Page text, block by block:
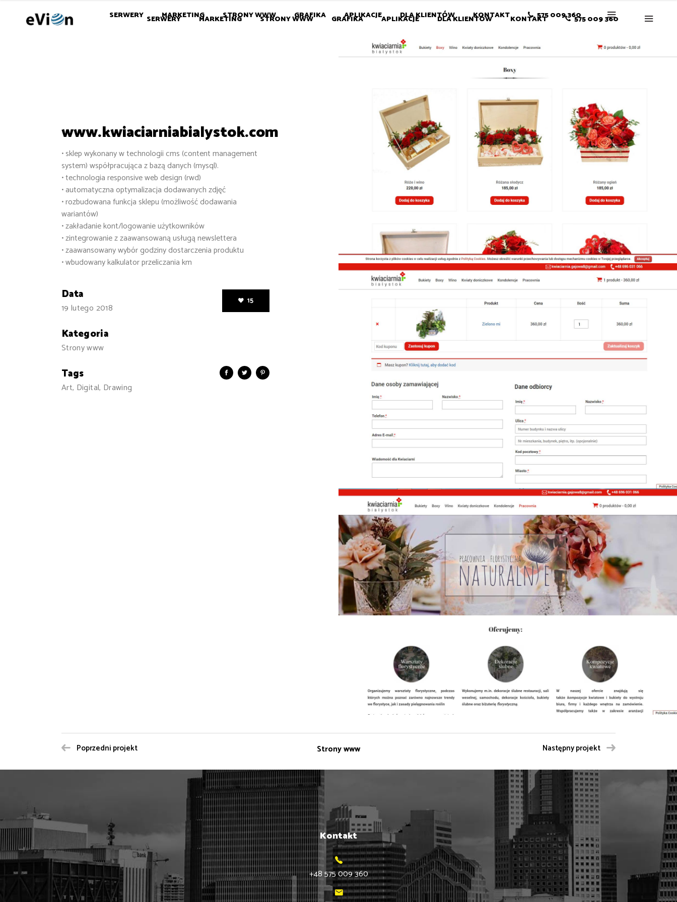
SERWERY MARKETING STRONY WWW GRAFIKA APLIKACJE DLA KLIENTÓW KONTAKT 575 009 360
SERWERY MARKETING STRONY WWW GRAFIKA APLIKACJE DLA KLIENTÓW KONTAKT 575 009 360
www.kwiaciarniabialystok.com
• sklep wykonany w technologii cms (content management
system) współpracująca z bazą danych (mysql).
• technologia responsive web design (rwd)
• automatyczna optymalizacja dodawanych zdjęć
• rozbudowana funkcja sklepu (możliwość dodawania
wariantów)
• zakładanie kont/logowanie użytkowników
• zintegrowanie z zaawansowaną usługą newslettera
• zaawansowany wybór godziny dostarczenia produktu
• wbudowany kalkulator przeliczania km
Data
19 lutego 2018
Kategoria
Strony www
Tags
Art, Digital, Drawing
15
Poprzedni projekt Strony www Następny projekt
Kontakt
+48 575 009 360